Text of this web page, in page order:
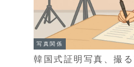
写真関係
韓国式証明写真、撮